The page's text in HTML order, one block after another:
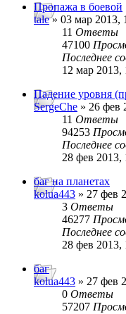
Пропажа в боевой
tale» 03 мар 2013,
11 Ответы
47100
Последнее
12 мар 2013,
Падение уровня
SergeChe » 26 фев
11 Ответы
94253
Последнее
28 фев 2013,
баг на планетах
kolua443 » 27 фев
3 Ответы
46277
Последнее
28 фев 2013,
баг
kolua443 » 27 фев
0 Ответы
57207